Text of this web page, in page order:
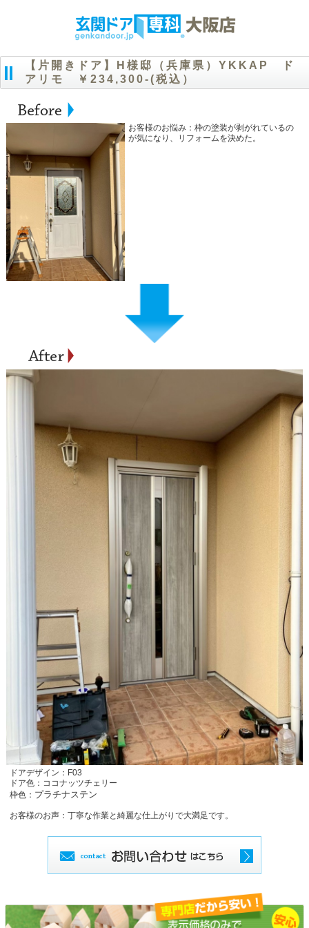
【片開きドア】H様邸（兵庫県）YKKAP ド
アリモ ￥234,300-(税込）
お客様のお悩み：枠の塗装が剥がれているの
が気になり、リフォームを決めた。
ドアデザイン：F03
ドア色：ココナッツチェリー
枠色： プラチナステン
お客様のお声：丁寧な作業と綺麗な仕上がりで大満足です。